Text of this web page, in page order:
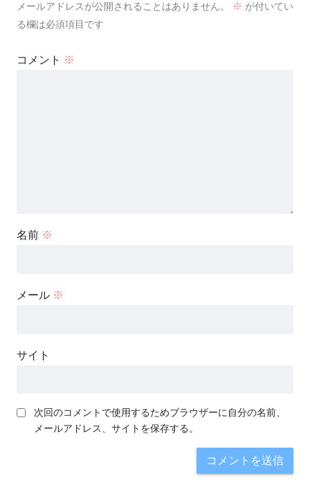
メールアドレスが公開されることはありません。 ※ が付いてい
る欄は必須項目です
コメント ※
名前 ※
メール ※
サイト
次回のコメントで使用するためブラウザーに自分の名前、
メールアドレス、サイトを保存する。